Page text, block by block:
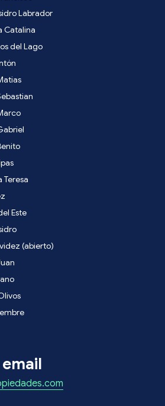
Labrador
Catalina
del Lago
Teresa
Este
(abierto)